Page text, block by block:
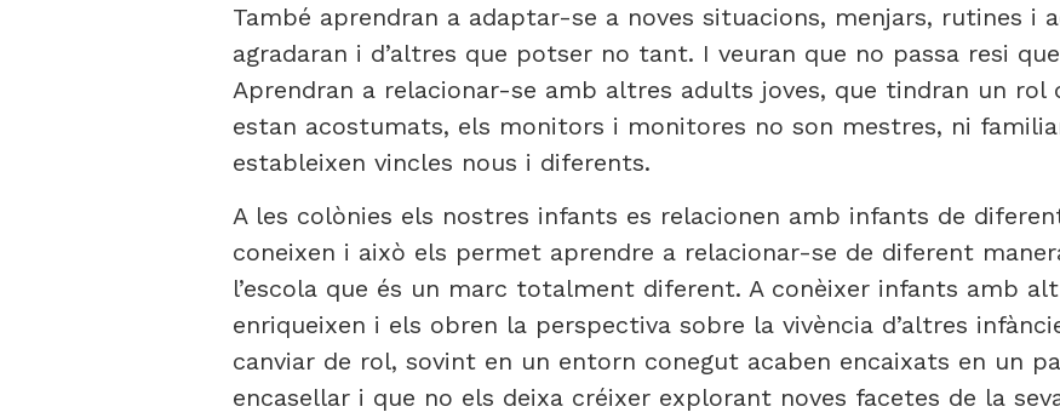
També aprendran a adaptar-se a noves situacions, menjars, rutines i
agradaran i d’altres que potser no tant. I veuran que no passa resi
Aprendran a relacionar-se amb altres adults joves, que tindran un
estan acostumats, els monitors i monitores no son mestres, ni
estableixen vincles nous i diferents.
A les colònies els nostres infants es relacionen amb infants de
coneixen i això els permet aprendre a relacionar-se de diferent
l’escola que és un marc totalment diferent. A conèixer infants amb
enriqueixen i els obren la perspectiva sobre la vivència d’altres
canviar de rol, sovint en un entorn conegut acaben encaixats en un
encasellar i que no els deixa créixer explorant noves facetes de la